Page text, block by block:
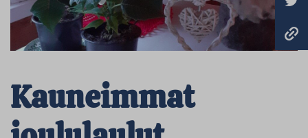
Kauneimmat